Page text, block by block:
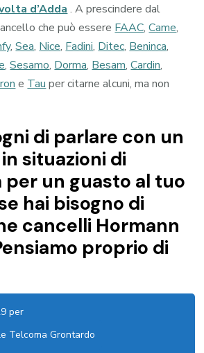
d’Adda . A prescindere dal
che può essere FAAC,Came,
,Sea, Nice, Fadini, Ditec, Beninca,
,Sesamo, Dorma, Besam,Cardin,
e Tau per citarne alcuni, ma non
di parlare con un
situazioni di
per un guasto al tuo
hai bisogno di
cancelli Hormann
proprio di
per
Telcoma Grontardo